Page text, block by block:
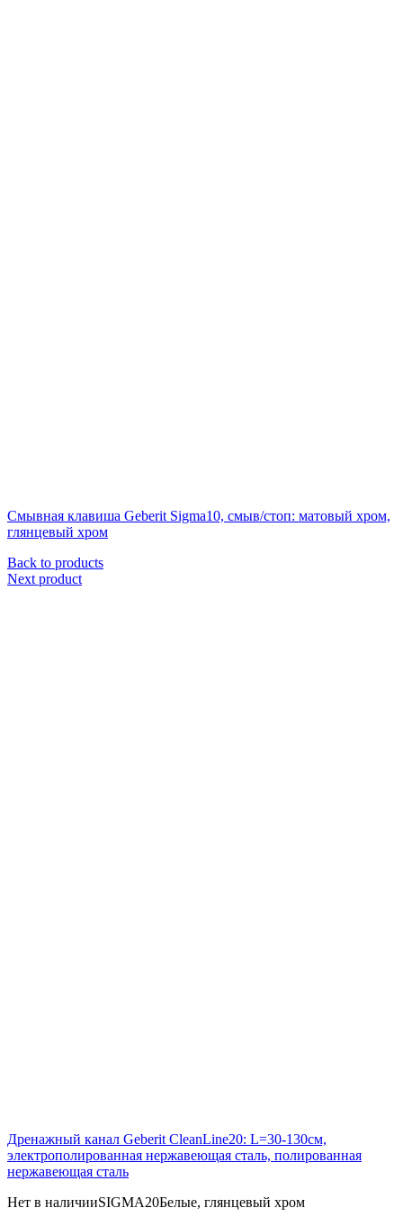
Смывная клавиша Geberit Sigma10, смыв/стоп: матовый хром,
глянцевый хром
Back to products
Next product
Дренажный канал Geberit CleanLine20: L=30-130см,
электрополированная нержавеющая сталь, полированная
нержавеющая сталь
Нет в наличииSIGMA20Белые, глянцевый хром